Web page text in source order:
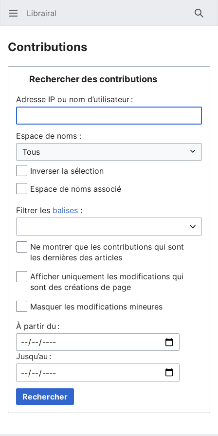
Ouvrir le menu principal Librairal
Contributions
Rechercher des contributions
Adresse IP ou nom d’utilisateur :
Espace de noms :
Inverser la sélection
Espace de noms associé
Filtrer les balises :
Ne montrer que les contributions qui sont
les dernières des articles
Afficher uniquement les modifications qui
sont des créations de page
Masquer les modifications mineures
À partir du :
Jusqu’au :
Rechercher